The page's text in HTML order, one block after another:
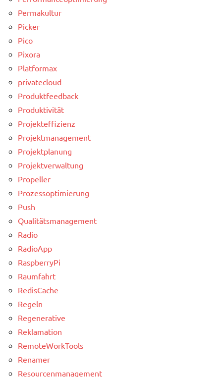
Permakultur
Picker
Pico
Pixora
Platformax
privatecloud
Produktfeedback
Produktivität
Projekteffizienz
Projektmanagement
Projektplanung
Projektverwaltung
Propeller
Prozessoptimierung
Push
Qualitätsmanagement
Radio
RadioApp
RaspberryPi
Raumfahrt
RedisCache
Regeln
Regenerative
Reklamation
RemoteWorkTools
Renamer
Resourcenmanagement